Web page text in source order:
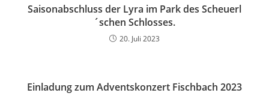
Saisonabschluss der Lyra im Park des Scheuerl
´schen Schlosses.
20. Juli 2023
Einladung zum Adventskonzert Fischbach 2023